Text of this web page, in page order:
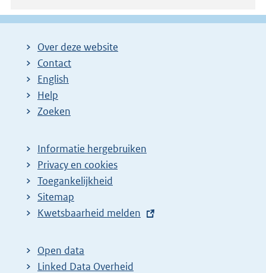
Over deze website
Contact
English
Help
Zoeken
Informatie hergebruiken
Privacy en cookies
Toegankelijkheid
Sitemap
E
t
e
Kwetsbaarheid melden
Open data
Linked Data Overheid